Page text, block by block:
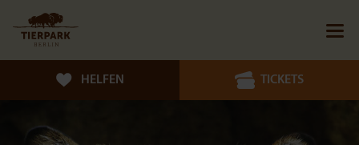
HELFEN TICKETS